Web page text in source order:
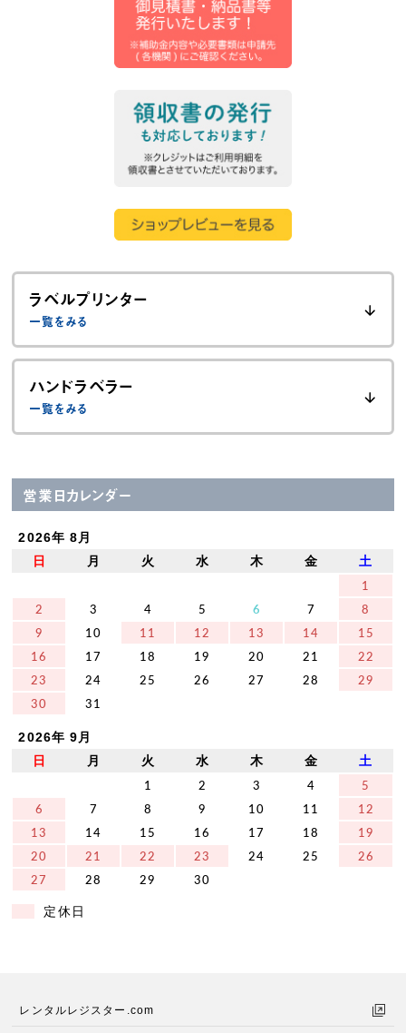
ラベルプリンター
ハンドラベラー
営業日カレンダー
2026年 8月
日
月 火 水 木 金 土
1
2
3 4 5 6 7
8
9
10 11 12 13 14
15
16
17 18 19 20 21
22
23
24 25 26 27 28
29
30
31
2026年 9月
日
月 火 水 木 金 土
1 2 3 4
5
6
7 8 9 10 11
12
13
14 15 16 17 18
19
20
21 22 23 24 25
26
27
28 29 30
定休日
レンタルレジスター.com